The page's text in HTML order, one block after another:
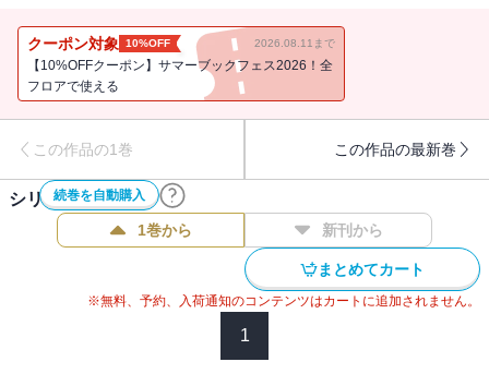
は・・・！？
クーポン対象 10%OFF 2026.08.11まで
【10%OFFクーポン】サマーブックフェス2026！全
フロアで使える
この作品の1巻 この作品の最新巻
続巻を自動購入
シリーズ作品(3件)
1巻から 新刊から
まとめてカート
※無料、予約、入荷通知のコンテンツはカートに追加されません。
1